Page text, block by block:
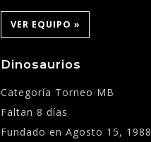
VER EQUIPO »
Dinosaurios
Categoría Torneo MB
Faltan 8 días
Fundado en Agosto 15, 1988